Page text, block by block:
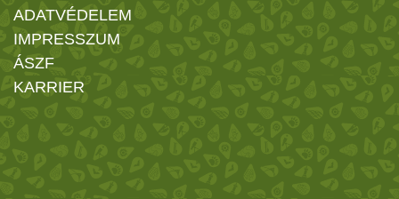
ADATVÉDELEM
IMPRESSZUM
ÁSZF
KARRIER